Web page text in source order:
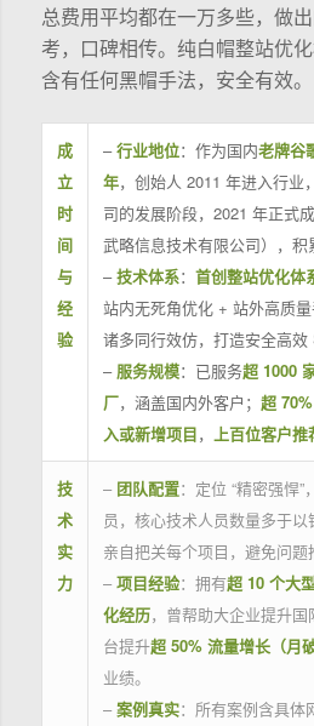
总费用平均都在一万多些，做
考，口碑相传。纯白帽整站优
含有任何黑帽手法，安全有效。
成
立
时
间
与
经
验
–行业地位：作为国内老牌谷
年，创始人 2011 年进入行业
司的发展阶段，2021 年正式
武略信息技术有限公司），积
–技术体系： 首创整站优化体
站内无死角优化 + 站外高质
诸多同行效仿，打造安全高效
– 服务规模：已服务超 1000
厂，涵盖国内外客户； 超
入或新增项目， 上百位客户推
技
术
实
力
– 团队配置：定位 “精密强悍
员，核心技术人员数量多于
亲自把关每个项目，避免问题
– 项目经验：拥有超 10 个大
化经历，曾帮助大企业提升
台提升超 50% 流量增长（月
业绩。
– 案例真实：所有案例含具体